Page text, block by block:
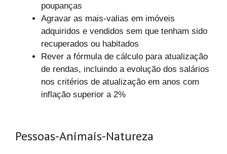
poupanças
Agravar as mais-valias em imóveis
adquiridos e vendidos sem que tenham sido
recuperados ou habitados
Rever a fórmula de cálculo para atualização
de rendas, incluindo a evolução dos salários
nos critérios de atualização em anos com
inflação superior a 2%
Pessoas-Animais-Natureza